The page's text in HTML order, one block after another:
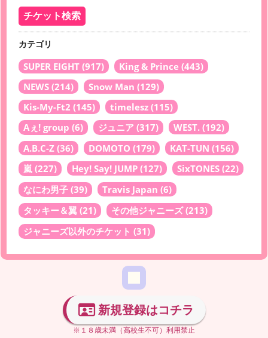
カテゴリ
SUPER EIGHT (917) King & Prince (443)
NEWS (214) Snow Man (129)
Kis-My-Ft2 (145) timelesz (115)
Aぇ! group (6) ジュニア (317) WEST. (192)
A.B.C-Z (36) DOMOTO (179) KAT-TUN (156)
嵐 (227) Hey! Say! JUMP (127) SixTONES (22)
なにわ男子 (39) Travis Japan (6)
タッキー＆翼 (21) その他ジャニーズ(213)
ジャニーズ以外のチケット (31)
新規登録はコチラ
※１８歳未満（高校生不可）利用禁止